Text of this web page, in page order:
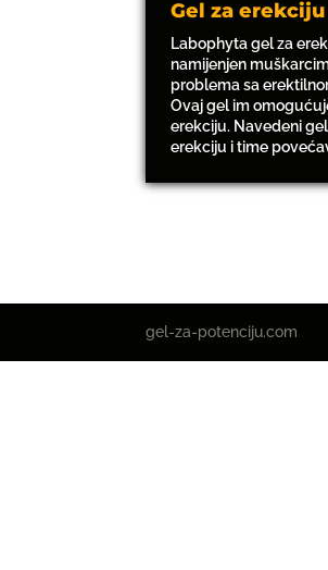
Gel za erekciju
Labophyta gel za
namijenjen
problema sa
Ovaj gel im
erekciju. Navedeni
erekciju i time
gel-za-potenciju.com